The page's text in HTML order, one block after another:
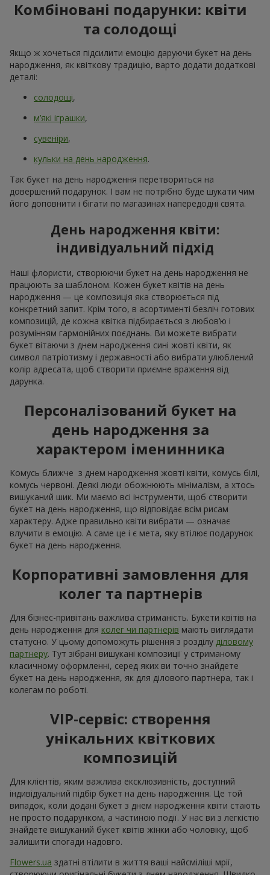
Комбіновані подарунки: квіти
та солодощі
Якщо ж хочеться підсилити емоцію даруючи букет на день
народження, як квіткову традицію, варто додати додаткові
деталі:
солодощі,
м’які іграшки,
сувеніри,
кульки на день народження.
Так букет на день народження перетвориться на
довершений подарунок. І вам не потрібно буде шукати чим
його доповнити і бігати по магазинах напередодні свята.
День народження квіти:
індивідуальний підхід
Наші флористи, створюючи букет на день народження не
працюють за шаблоном. Кожен букет квітів на день
народження — це композиція яка створюється під
конкретний запит. Крім того, в асортименті безліч готових
композицій, де кожна квітка підбирається з любов’ю і
розумінням гармонійних поєднань. Ви можете вибрати
букет вітаючи з днем народження сині жовті квіти, як
символ патріотизму і державності або вибрати улюблений
колір адресата, щоб створити приємне враження від
дарунка.
Персоналізований букет на
день народження за
характером іменинника
Комусь ближче з днем народження жовті квіти, комусь білі,
комусь червоні. Деякі люди обожнюють мінімалізм, а хтось
вишуканий шик. Ми маємо всі інструменти, щоб створити
букет на день народження, що відповідає всім рисам
характеру. Адже правильно квіти вибрати — означає
влучити в емоцію. А саме це і є мета, яку втілює подарунок
букет на день народження.
Корпоративні замовлення для
колег та партнерів
Для бізнес-привітань важлива стриманість. Букети квітів на
день народження для колег чи партнерів мають виглядати
статусно. У цьому допоможуть рішення з розділу діловому
партнеру. Тут зібрані вишукані композиції у стриманому
класичному оформленні, серед яких ви точно знайдете
букет на день народження, як для ділового партнера, так і
колегам по роботі.
VIP-сервіс: створення
унікальних квіткових
композицій
Для клієнтів, яким важлива ексклюзивність, доступний
індивідуальний підбір букет на день народження. Це той
випадок, коли додані букет з днем народження квіти стають
не просто подарунком, а частиною події. У нас ви з легкістю
знайдете вишуканий букет квітів жінки або чоловіку, щоб
залишити спогади надовго.
Flowers.ua здатні втілити в життя ваші найсміліші мрії,